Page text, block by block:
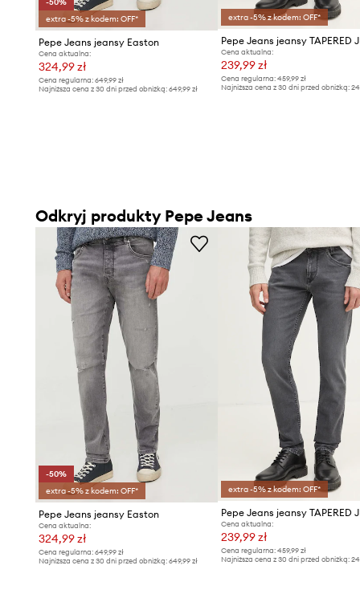
extra -5% z kodem: OFF*
Pepe Jeans jeansy Easton
Cena aktualna:
324,99 zł
Cena regularna: 649,99 zł
Najniższa cena z 30 dni przed obniżką: 649,99 zł
extra -5% z kodem: OFF*
Cena aktualna:
239,99 zł
Cena regularna:459,99 zł
Najniższa cena z 30 dni przed obniżką:
Odkryj produkty Pepe Jeans
-50%
extra -5% z kodem: OFF*
Pepe Jeans jeansy Easton
Cena aktualna:
324,99 zł
Cena regularna: 649,99 zł
Najniższa cena z 30 dni przed obniżką: 649,99 zł
extra -5% z kodem: OFF*
Cena aktualna:
239,99 zł
Cena regularna:459,99 zł
Najniższa cena z 30 dni przed obniżką: